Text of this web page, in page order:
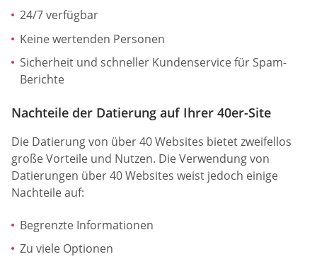
24/7 verfügbar
Keine wertenden Personen
Sicherheit und schneller Kundenservice für Spam-
Berichte
Nachteile der Datierung auf Ihrer 40er-Site
Die Datierung von über 40 Websites bietet zweifellos
große Vorteile und Nutzen. Die Verwendung von
Datierungen über 40 Websites weist jedoch einige
Nachteile auf:
Begrenzte Informationen
Zu viele Optionen